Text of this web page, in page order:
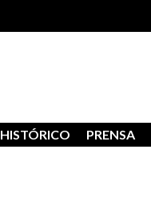
HISTÓRICO PRENSA